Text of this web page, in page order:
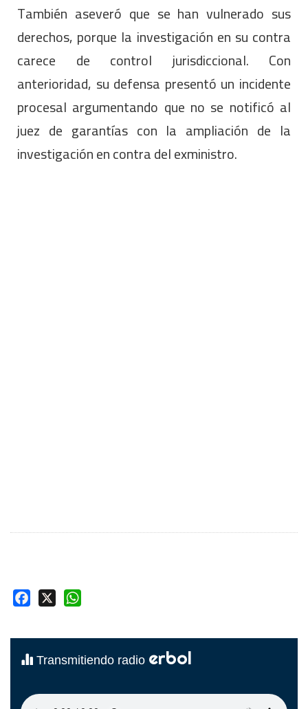
También aseveró que se han vulnerado sus
derechos, porque la investigación en su contra
carece de control jurisdiccional. Con
anterioridad, su defensa presentó un incidente
procesal argumentando que no se notificó al
juez de garantías con la ampliación de la
investigación en contra del exministro.
Facebook
Transmitiendo radio erbol